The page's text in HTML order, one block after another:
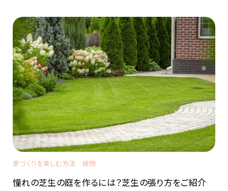
家づくりを楽しむ方法 植物
憧れの芝生の庭を作るには？芝生の張り方をご紹介